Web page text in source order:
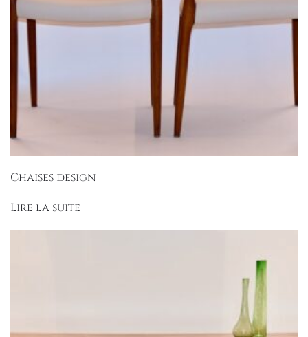
Chaises design
Lire la suite